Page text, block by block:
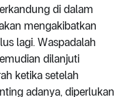
di dalam
mengakibatkan
lagi. Waspadalah
dilanjuti
ketika setelah
adanya, diperlukan